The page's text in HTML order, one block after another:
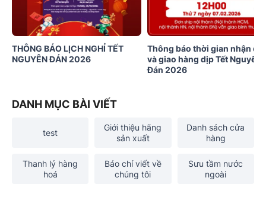
THÔNG BÁO LỊCH NGHỈ TẾT
NGUYÊN ĐÁN 2026
Thông báo thời gian nhận
và giao hàng dịp Tết Nguyên
Đán 2026
DANH MỤC BÀI VIẾT
test
Giới thiệu hãng
sản xuất
Danh sách cửa
hàng
Thanh lý hàng
hoá
Báo chí viết về
chúng tôi
Sưu tầm nước
ngoài